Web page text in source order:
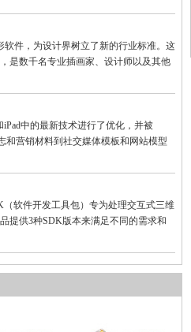
软件，为设计界树立了新的行业标准。这
是数千名专业插画家、设计师以及其他
iPad中的最新技术进行了优化，并被
和营销材料到社交媒体模板和网站模型
（软件开发工具包）专为处理交互式三维
提供3种SDK版本来满足不同的需求和